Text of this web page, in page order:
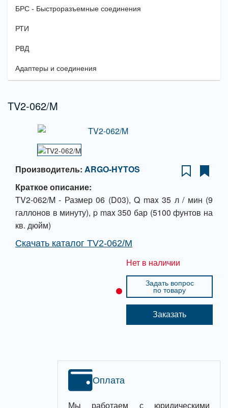
БРС - Быстроразъемные соединения
РТИ
РВД
Адаптеры и соединения
TV2-062/M
Производитель: ARGO-HYTOS
Краткое описание:
TV2-062/M - Размер 06 (D03), Q max 35 л / мин (9
галлонов в минуту), p max 350 бар (5100 фунтов на
кв. дюйм)
Скачать каталог TV2-062/M
Нет в наличии
Задать вопрос
по товару
Заказать
Оплата
Мы работаем с юридическими